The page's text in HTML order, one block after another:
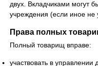
двух. Вкладчиками могут
учреждения (если иное не
Права полных
Полный товарищ вправе:
участвовать в